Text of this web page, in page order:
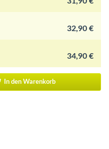
32,90 €
34,90 €
In den Warenkorb